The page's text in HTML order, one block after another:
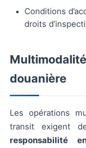
Conditions
droits
douanière
Les opérations
transit exigent
responsabilité